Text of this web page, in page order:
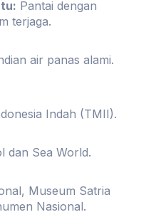
Pantai dengan
terjaga.
air panas alami.
Indah (TMII).
dan Sea World.
Museum Satria
Nasional.